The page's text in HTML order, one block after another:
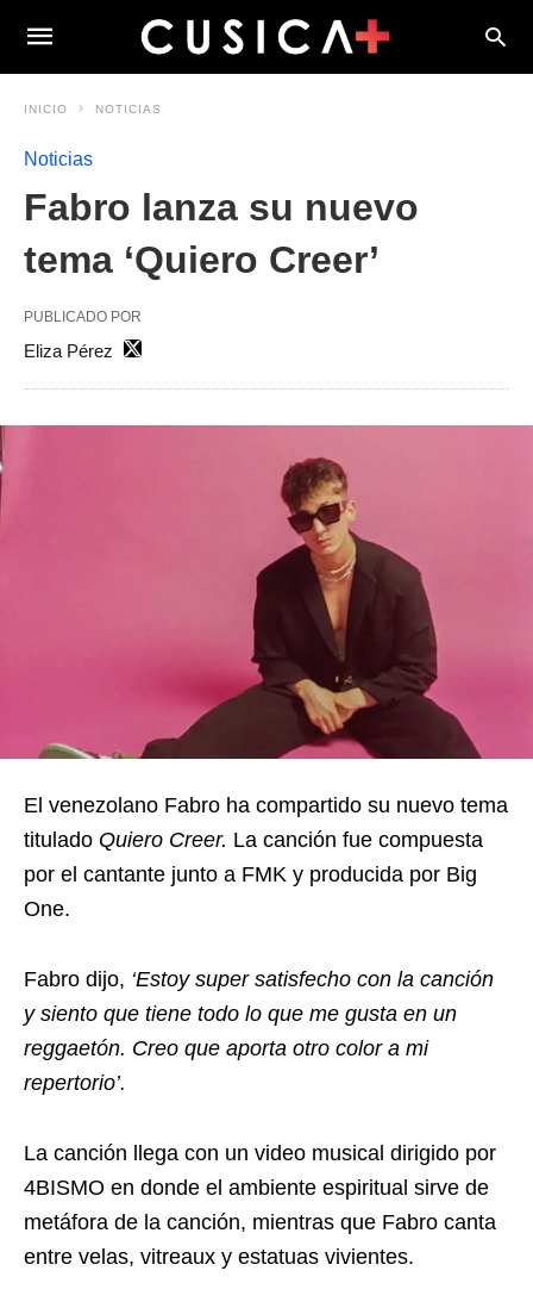
INICIO NOTICIAS
Noticias
Fabro lanza su nuevo
tema ‘Quiero Creer’
PUBLICADO POR
Eliza Pérez
El venezolano Fabro ha compartido su nuevo tema
titulado Quiero Creer. La canción fue compuesta
por el cantante junto a FMK y producida por Big
One.
Fabro dijo, ‘Estoy super satisfecho con la canción
y siento que tiene todo lo que me gusta en un
reggaetón. Creo que aporta otro color a mi
repertorio’.
La canción llega con un video musical dirigido por
4BISMO en donde el ambiente espiritual sirve de
metáfora de la canción, mientras que Fabro canta
entre velas, vitreaux y estatuas vivientes.